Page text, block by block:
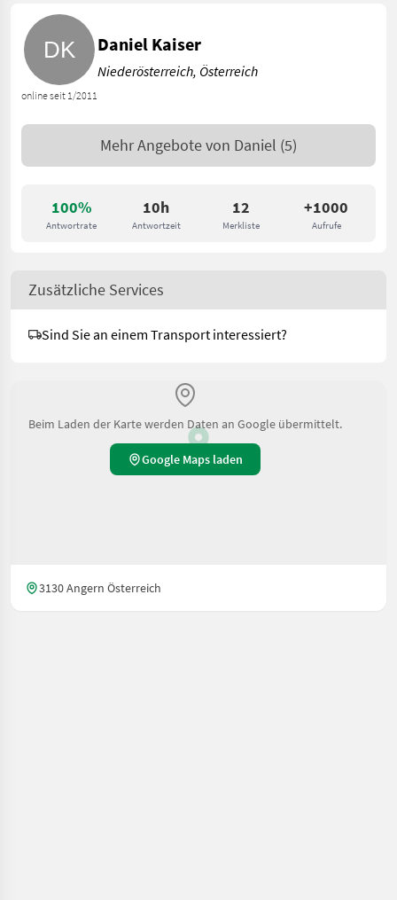
100%
Antwortrate
10h
Antwortzeit
12
Merkliste
+1000
Aufrufe
online seit 1/2011
Daniel Kaiser
Niederösterreich, Österreich
Mehr Angebote von Daniel (5)
Zusätzliche Services
Sind Sie an einem Transport interessiert?
Beim Laden der Karte werden Daten an Google übermittelt.
Google Maps laden
3130 Angern Österreich